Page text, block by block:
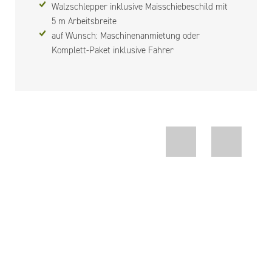
Walzschlepper inklusive Maisschiebeschild mit
5 m Arbeitsbreite
auf Wunsch: Maschinenanmietung oder
Komplett-Paket inklusive Fahrer